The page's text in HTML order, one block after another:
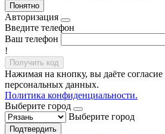
Понятно
Авторизация
Введите телефон
Ваш телефон
!
Получить код
Нажимая на кнопку, вы даёте
персональных данных.
Политика конфиденциальности.
Выберите город
Выберите город
Подтвердить